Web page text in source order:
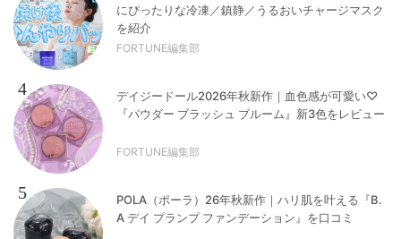
にぴったりな冷凍／鎮静／うるおいチャージマスク
を紹介
FORTUNE編集部
4
デイジードール2026年秋新作｜血色感が可愛い♡
『パウダー ブラッシュ ブルーム』新3色をレビュー
FORTUNE編集部
5
POLA（ポーラ）26年秋新作｜ハリ肌を叶える『B.
A デイ プランプ ファンデーション』を口コミ